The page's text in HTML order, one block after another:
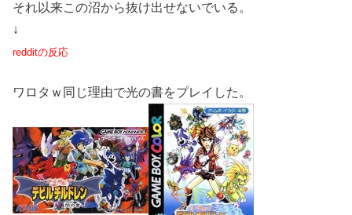
それ以来この沼から抜け出せないでいる。
↓
redditの反応
ワロタｗ同じ理由で光の書をプレイした。